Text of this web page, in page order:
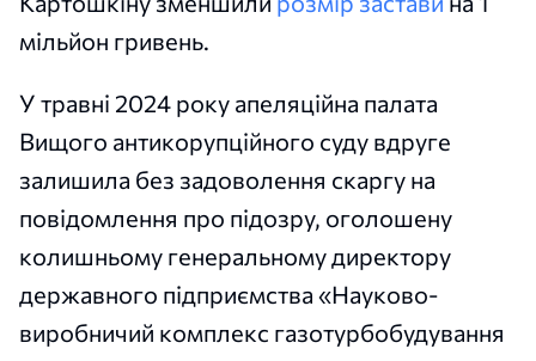
мільйон гривень.
У травні 2024 року апеляційна палата
Вищого антикорупційного суду вдруге
залишила без задоволення скаргу на
повідомлення про підозру, оголошену
колишньому генеральному директору
державного підприємства «Науково-
виробничий комплекс газотурбобудування